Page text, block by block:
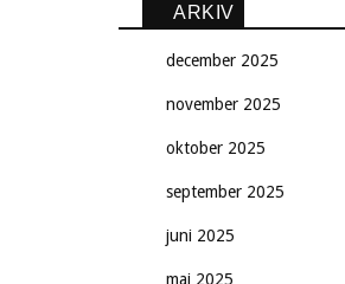
ARKIV
december 2025
november 2025
oktober 2025
september 2025
juni 2025
maj 2025